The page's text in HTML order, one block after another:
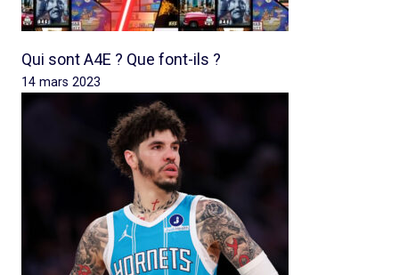
Qui sont A4E ? Que font-ils ?
14 mars 2023